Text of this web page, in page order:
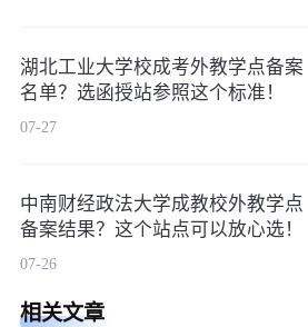
湖北工业大学校成考外教学点备案
名单？选函授站参照这个标准！
07-27
中南财经政法大学成教校外教学点
备案结果？这个站点可以放心选！
07-26
相关文章